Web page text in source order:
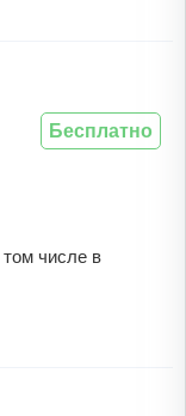
числе в
Бесплатно